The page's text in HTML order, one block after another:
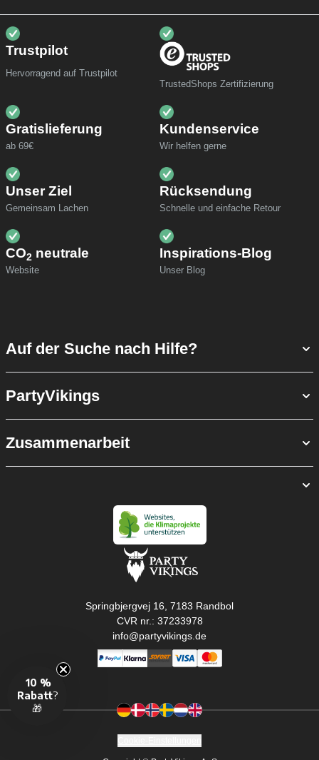
Trustpilot
Hervorragend auf Trustpilot
TrustedShops Zertifizierung
Gratislieferung
ab 69€
Kundenservice
Wir helfen gerne
Unser Ziel
Gemeinsam Lachen
Rücksendung
Schnelle und einfache Retour
CO2 neutrale
Website
Inspirations-Blog
Unser Blog
Auf der Suche nach Hilfe?
PartyVikings
Zusammenarbeit
Springbjergvej 16, 7183 Randbol
CVR nr.: 37233978
info@partyvikings.de
10 %
Rabatt?
🎁